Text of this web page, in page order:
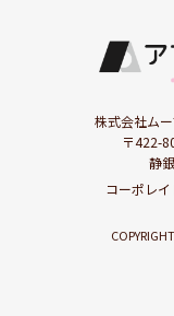
株式会社ム
〒422-
静
コーポレイ